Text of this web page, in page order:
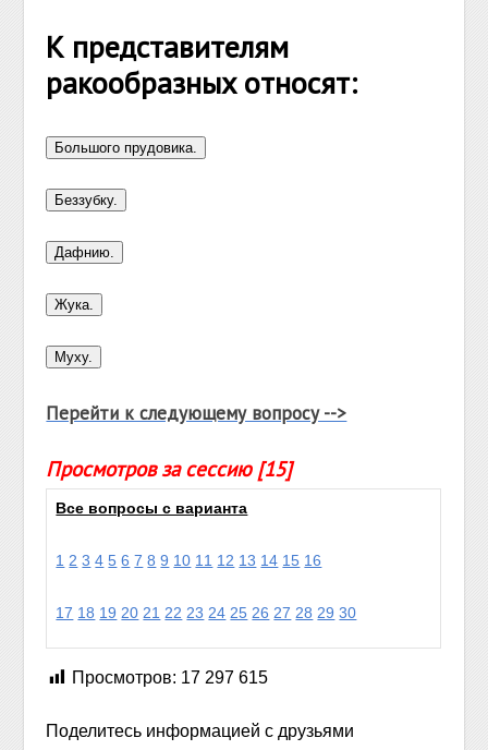
К представителям
ракообразных относят:
Перейти к следующему вопросу -->
Просмотров за сессию [15]
Все вопросы с варианта
1 2 3 4 5 6 7 8 9 10 11 12 13 14 15 16
17 18 19 20 21 22 23 24 25 26 27 28 29 30
Просмотров: 17 297 615
Поделитесь информацией с друзьями